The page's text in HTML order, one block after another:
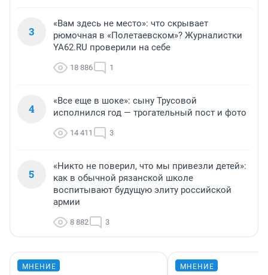
3
«Вам здесь не место»: что скрывает
рюмочная в «Полетаевском»? Журналистки
YA62.RU проверили на себе
18 886 1
4
«Все еще в шоке»: сыну Трусовой
исполнился год — трогательный пост и фото
14 411 3
5
«Никто не поверил, что мы привезли детей»:
как в обычной рязанской школе
воспитывают будущую элиту российской
армии
8 882 3
МНЕНИЕ МНЕНИЕ